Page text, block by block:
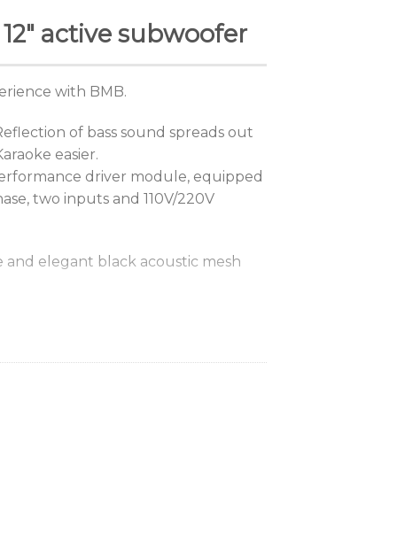
active subwoofer
with BMB.
of bass sound spreads out
easier.
driver module, equipped
two inputs and 110V/220V
and elegant black acoustic mesh